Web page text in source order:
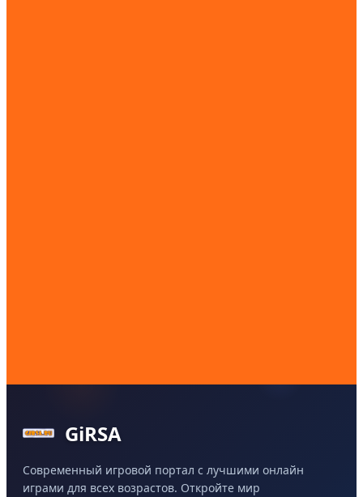
GiRSA
Современный игровой портал с лучшими онлайн
играми для всех возрастов. Откройте мир